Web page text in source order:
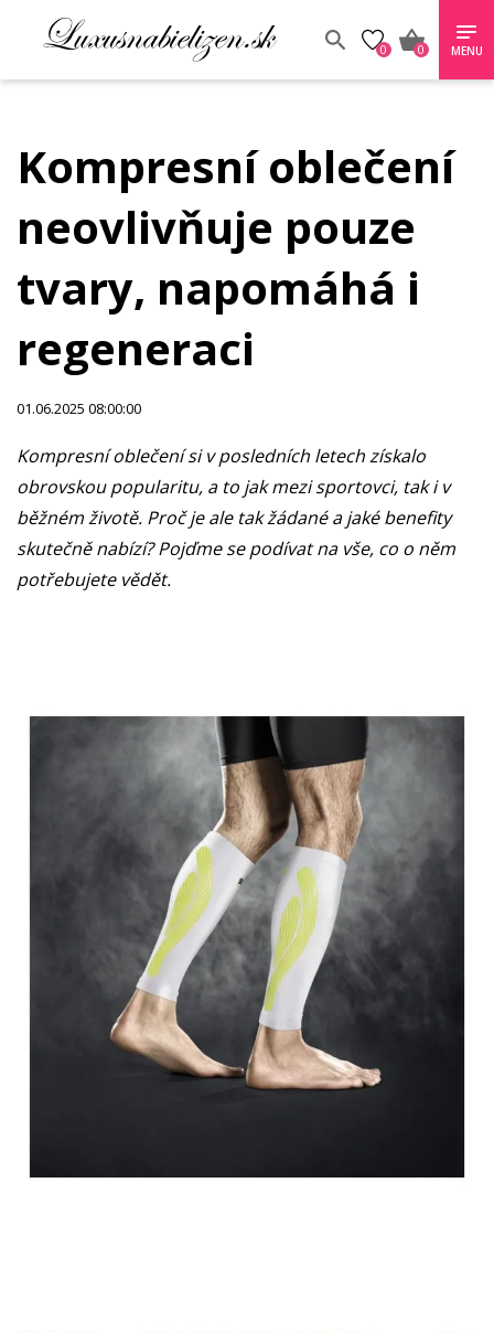
0 0 MENU
Kompresní oblečení
neovlivňuje pouze
tvary, napomáhá i
regeneraci
01.06.2025 08:00:00
Kompresní oblečení si v posledních letech získalo
obrovskou popularitu, a to jak mezi sportovci, tak i v
běžném životě. Proč je ale tak žádané a jaké benefity
skutečně nabízí? Pojďme se podívat na vše, co o něm
potřebujete vědět.